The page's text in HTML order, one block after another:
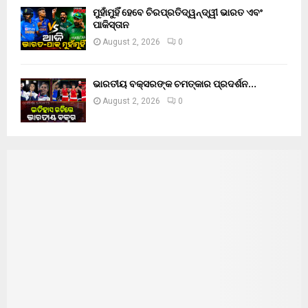
ମୁହାଁମୁହିଁ ହେବେ ଚିରପ୍ରତିଦ୍ୱନ୍ଦ୍ୱୀ ଭାରତ ଏବଂ
ପାକିସ୍ତାନ
August 2, 2026 0
ଭାରତୀୟ ବକ୍ସରଙ୍କ ଚମତ୍କାର ପ୍ରଦର୍ଶନ…
August 2, 2026 0